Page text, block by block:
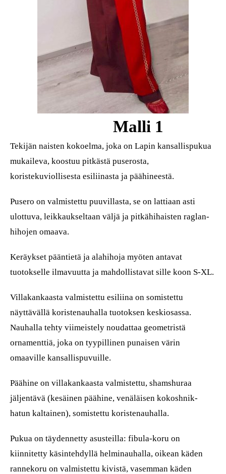
Malli 1
Tekijän naisten kokoelma, joka on Lapin kansallispukua
mukaileva, koostuu pitkästä puserosta,
koristekuviollisesta esiliinasta ja päähineestä.
Pusero on valmistettu puuvillasta, se on lattiaan asti
ulottuva, leikkaukseltaan väljä ja pitkähihaisten raglan-
hihojen omaava.
Keräykset pääntietä ja alahihoja myöten antavat
tuotokselle ilmavuutta ja mahdollistavat sille koon S-XL.
Villakankaasta valmistettu esiliina on somistettu
näyttävällä koristenauhalla tuotoksen keskiosassa.
Nauhalla tehty viimeistely noudattaa geometristä
ornamenttiä, joka on tyypillinen punaisen värin
omaaville kansallispuvuille.
Päähine on villakankaasta valmistettu, shamshuraa
jäljentävä (kesäinen päähine, venäläisen kokoshnik-
hatun kaltainen), somistettu koristenauhalla.
Pukua on täydennetty asusteilla: fibula-koru on
kiinnitetty käsintehdyllä helminauhalla, oikean käden
rannekoru on valmistettu kivistä, vasemman käden